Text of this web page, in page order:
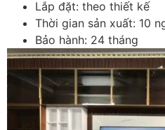
Lắp đặt: theo thiết kế
Thời gian sản xuất: 10
Bảo hành: 24 tháng